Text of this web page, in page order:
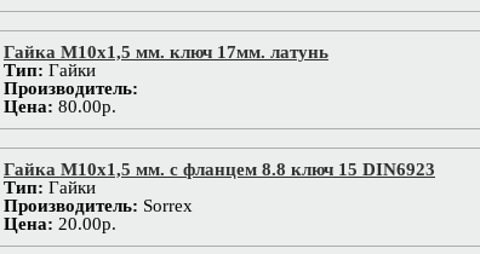
Гайка М10х1,5 мм. ключ 17мм. латунь
Тип: Гайки
Производитель:
Цена: 80.00р.
Гайка М10х1,5 мм. с фланцем 8.8 ключ 15 DIN6923
Тип: Гайки
Производитель: Sorrex
Цена: 20.00р.